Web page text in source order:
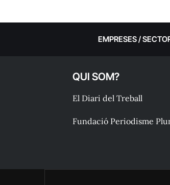
EMPRESES /
QUI SOM?
El Diari del Treball
Fundació Periodisme